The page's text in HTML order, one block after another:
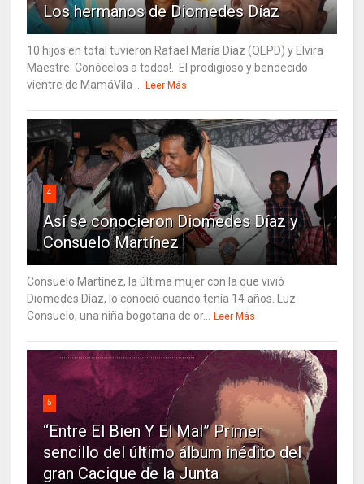
Los hermanos de Diomedes Díaz
10 hijos en total tuvieron Rafael María Díaz (QEPD) y Elvira
Maestre. Conócelos a todos!. El prodigioso y bendecido
vientre de MamáVila ...
Leer Más
4
Así se conocieron Diomedes Díaz y
Consuelo Martínez
Consuelo Martínez, la última mujer con la que vivió
Diomedes Díaz, lo conoció cuando tenía 14 años. Luz
Consuelo, una niña bogotana de or...
Leer Más
5
“Entre El Bien Y El Mal” Primer
sencillo del último álbum inédito del
gran Cacique de la Junta